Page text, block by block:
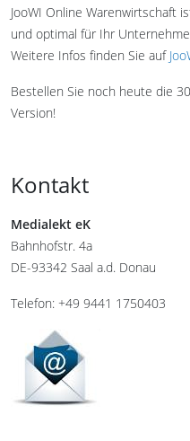
JooWI Online Warenwirtschaft
und optimal für Ihr
Weitere Infos finden Sie auf
Bestellen Sie noch heute die 30
Version!
Kontakt
Medialekt eK
Bahnhofstr. 4a
DE-93342 Saal a.d. Donau
Telefon: +49 9441 1750403